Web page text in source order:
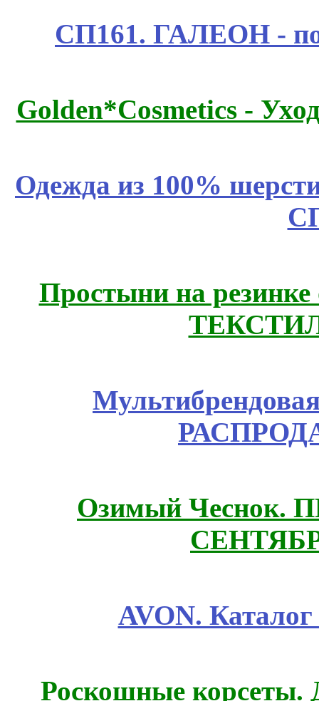
СП161. ГАЛЕОН -
Golden*Cosmetics -
Одежда из 100%
Простыни на
Озимый Чеснок.
AVON.
Роскошные корсеты.